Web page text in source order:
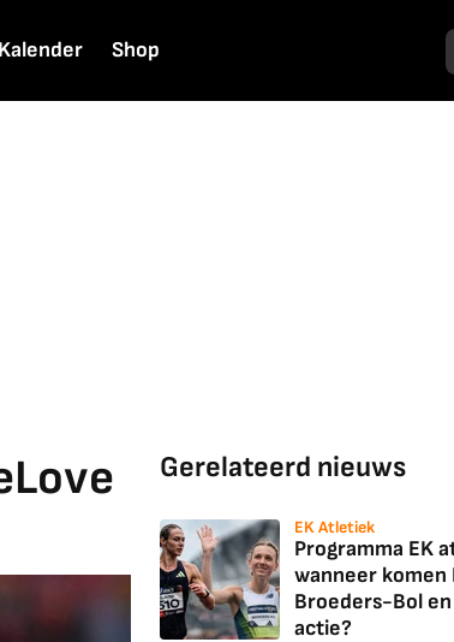
Kalender Shop
Gerelateerd nieuws
EK Atletiek
Programma EK
wanneer komen
Broeders-Bol en
actie?